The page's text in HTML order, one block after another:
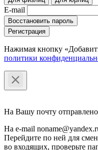
E-mail
Восстановить пароль
Регистрация
Нажимая кнопку
политики
На Вашу почту
На e-mail
Перейдите по ней для
во входящих, проверьте